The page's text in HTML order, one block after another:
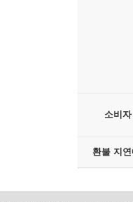
소비
환불 지